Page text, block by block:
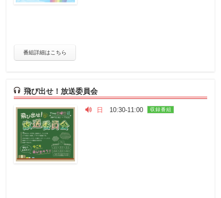
番組詳細はこちら
飛び出せ！放送委員会
日 10:30-11:00 収録番組